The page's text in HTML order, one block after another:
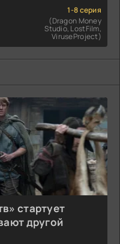
1-8 серия
(Dragon Money
Studio, LostFilm,
ViruseProject)
стартует
другой